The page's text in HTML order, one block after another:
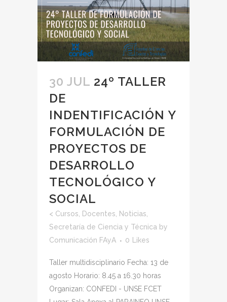
30 JUL 24º TALLER
DE
INDENTIFICACIÓN Y
FORMULACIÓN DE
PROYECTOS DE
DESARROLLO
TECNOLÓGICO Y
SOCIAL
< Cursos, Docentes, Noticias,
Secretaría de Ciencia y Técnica by
Comunicación FAyA
0 Likes
Taller multidisciplinario Fecha: 13 de
agosto Horario: 8.45 a 16.30 horas
Organizan: CONFEDI - UNSE FCET